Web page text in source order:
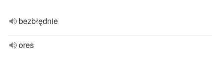
bezbłędnie
ores